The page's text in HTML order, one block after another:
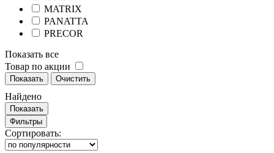
MATRIX
PANATTA
PRECOR
Показать все
Товар по акции
Показать Очистить
Найдено
Показать
Фильтры
Сортировать: